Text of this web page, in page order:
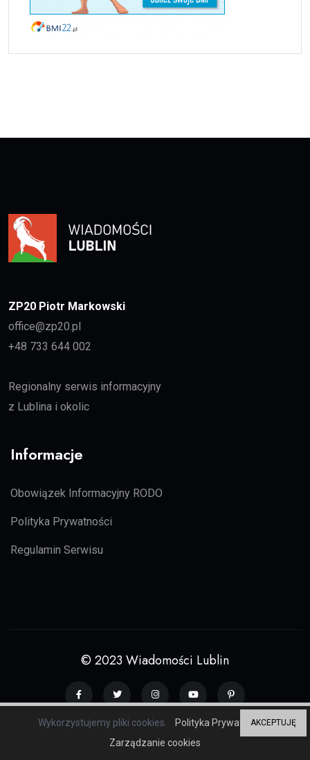
ZP20 Piotr Markowski
office@zp20.pl
+48 733 644 002
Regionalny serwis informacyjny
z Lublina i okolic
Informacje
Obowiązek Informacyjny RODO
Polityka Prywatności
Regulamin Serwisu
© 2023 Wiadomości Lublin
Grupa serwisów regionalnych ZP20
Wykorzystujemy pliki cookies.
Polityka Prywatności
Zarządzanie cookies
AKCEPTUJĘ